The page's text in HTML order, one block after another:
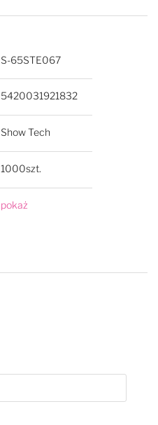
S-65STE067
5420031921832
Show Tech
1000szt.
pokaż